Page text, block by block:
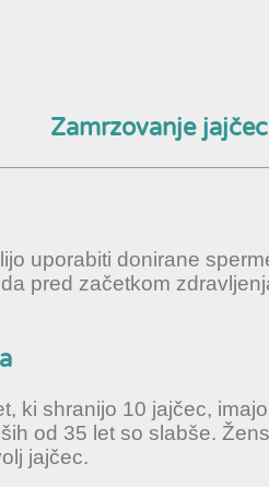
Zamrzovanje jajčec
uporabiti donirane
pred začetkom
ki shranijo 10 jajčec,
od 35 let so slabše.
jajčec.